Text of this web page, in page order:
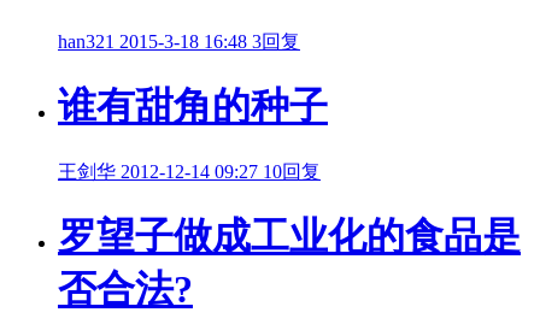
han321 2015-3-18 16:48 3回复
谁有甜角的种子
王剑华 2012-12-14 09:27 10回复
罗望子做成工业化的食品是
否合法?